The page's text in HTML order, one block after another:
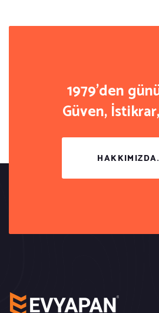
1979'den
Güven,